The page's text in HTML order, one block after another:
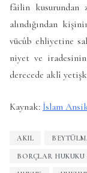
fâilin kusurundan
alındığından
vücûb ehliyetine
niyet ve
derecede aklî
Kaynak: İslam
AKIL
BORÇLAR HUKUKU